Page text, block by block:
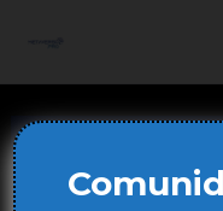
contenido